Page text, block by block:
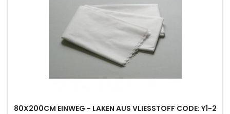
80X200CM EINWEG - LAKEN AUS VLIESSTOFF CODE: Y1-2